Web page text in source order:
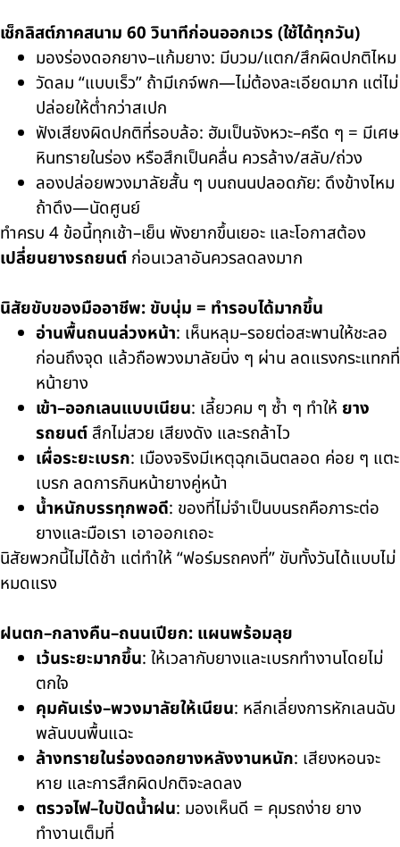
เช็กลิสต์ภาคสนาม 60 วินาทีก่อนออกเวร (ใช้ได้ทุกวัน)
มองร่องดอกยาง–แก้มยาง: มีบวม/แตก/สึกผิดปกติไหม
วัดลม “แบบเร็ว” ถ้ามีเกจ์พก—ไม่ต้องละเอียดมาก แต่ไม่
ปล่อยให้ต่ำกว่าสเปก
ฟังเสียงผิดปกติที่รอบล้อ: ฮัมเป็นจังหวะ–ครืด ๆ = มีเศษ
หินทรายในร่อง หรือสึกเป็นคลื่น ควรล้าง/สลับ/ถ่วง
ลองปล่อยพวงมาลัยสั้น ๆ บนถนนปลอดภัย: ดึงข้างไหม
ถ้าดึง—นัดศูนย์
ทำครบ 4 ข้อนี้ทุกเช้า–เย็น พังยากขึ้นเยอะ และโอกาสต้อง
เปลี่ยนยางรถยนต์ ก่อนเวลาอันควรลดลงมาก
นิสัยขับของมืออาชีพ: ขับนุ่ม = ทำรอบได้มากขึ้น
อ่านพื้นถนนล่วงหน้า: เห็นหลุม–รอยต่อสะพานให้ชะลอ
ก่อนถึงจุด แล้วถือพวงมาลัยนิ่ง ๆ ผ่าน ลดแรงกระแทกที่
หน้ายาง
เข้า–ออกเลนแบบเนียน: เลี้ยวคม ๆ ซ้ำ ๆ ทำให้ ยาง
รถยนต์ สึกไม่สวย เสียงดัง และรถล้าไว
เผื่อระยะเบรก: เมืองจริงมีเหตุฉุกเฉินตลอด ค่อย ๆ แตะ
เบรก ลดการกินหน้ายางคู่หน้า
น้ำหนักบรรทุกพอดี: ของที่ไม่จำเป็นบนรถคือภาระต่อ
ยางและมือเรา เอาออกเถอะ
นิสัยพวกนี้ไม่ได้ช้า แต่ทำให้ “ฟอร์มรถคงที่” ขับทั้งวันได้แบบไม่
หมดแรง
ฝนตก–กลางคืน–ถนนเปียก: แผนพร้อมลุย
เว้นระยะมากขึ้น: ให้เวลากับยางและเบรกทำงานโดยไม่
ตกใจ
คุมคันเร่ง–พวงมาลัยให้เนียน: หลีกเลี่ยงการหักเลนฉับ
พลันบนพื้นแฉะ
ล้างทรายในร่องดอกยางหลังงานหนัก: เสียงหอนจะ
หาย และการสึกผิดปกติจะลดลง
ตรวจไฟ–ใบปัดน้ำฝน: มองเห็นดี = คุมรถง่าย ยาง
ทำงานเต็มที่